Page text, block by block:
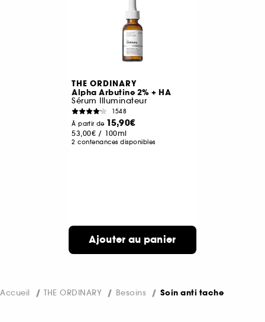
THE ORDINARY
Alpha Arbutine 2% + HA
Sérum Illuminateur
1548
À partir de 15,90€
53,00€ / 100ml
2 contenances disponibles
Ajouter au panier
Accueil THE ORDINARY Besoins Soin anti tache